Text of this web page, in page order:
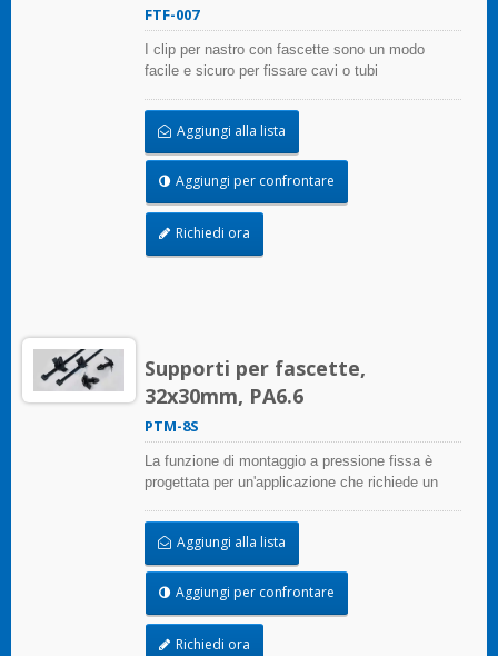
FTF-007
I clip per nastro con fascette sono un modo
facile e sicuro per fissare cavi o tubi
Aggiungi alla lista
Aggiungi per confrontare
Richiedi ora
Supporti per fascette,
32x30mm, PA6.6
PTM-8S
La funzione di montaggio a pressione fissa è
progettata per un'applicazione che richiede un
battendo nel foro. Grazie alla sua testa allungata,
i fascetti possono essere posizionati a una certa
distanza dal pannello.
Aggiungi alla lista
Aggiungi per confrontare
Richiedi ora